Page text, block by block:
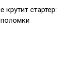
крутит стартер: